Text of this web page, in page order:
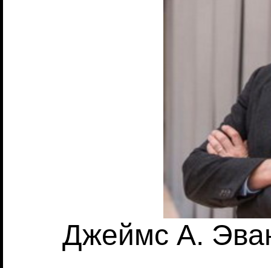
Джеймс А.